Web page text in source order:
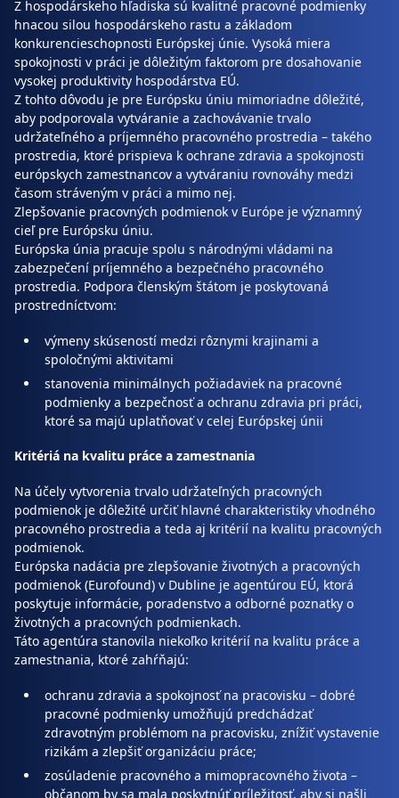
Z hospodárskeho hľadiska sú kvalitné pracovné podmienky
hnacou silou hospodárskeho rastu a základom
konkurencieschopnosti Európskej únie. Vysoká miera
spokojnosti v práci je dôležitým faktorom pre dosahovanie
vysokej produktivity hospodárstva EÚ.
Z tohto dôvodu je pre Európsku úniu mimoriadne dôležité,
aby podporovala vytváranie a zachovávanie trvalo
udržateľného a príjemného pracovného prostredia – takého
prostredia, ktoré prispieva k ochrane zdravia a spokojnosti
európskych zamestnancov a vytváraniu rovnováhy medzi
časom stráveným v práci a mimo nej.
Zlepšovanie pracovných podmienok v Európe je významný
cieľ pre Európsku úniu.
Európska únia pracuje spolu s národnými vládami na
zabezpečení príjemného a bezpečného pracovného
prostredia. Podpora členským štátom je poskytovaná
prostredníctvom:
výmeny skúseností medzi rôznymi krajinami a
spoločnými aktivitami
stanovenia minimálnych požiadaviek na pracovné
podmienky a bezpečnosť a ochranu zdravia pri práci,
ktoré sa majú uplatňovať v celej Európskej únii
Kritériá na kvalitu práce a zamestnania
Na účely vytvorenia trvalo udržateľných pracovných
podmienok je dôležité určiť hlavné charakteristiky vhodného
pracovného prostredia a teda aj kritérií na kvalitu pracovných
podmienok.
Európska nadácia pre zlepšovanie životných a pracovných
podmienok (Eurofound) v Dubline je agentúrou EÚ, ktorá
poskytuje informácie, poradenstvo a odborné poznatky o
životných a pracovných podmienkach.
Táto agentúra stanovila niekoľko kritérií na kvalitu práce a
zamestnania, ktoré zahŕňajú:
ochranu zdravia a spokojnosť na pracovisku – dobré
pracovné podmienky umožňujú predchádzať
zdravotným problémom na pracovisku, znížiť vystavenie
rizikám a zlepšiť organizáciu práce;
zosúladenie pracovného a mimopracovného života –
občanom by sa mala poskytnúť príležitosť, aby si našli